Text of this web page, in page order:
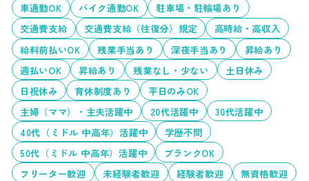
車通勤OK バイク通勤OK
駐車場・駐輪場あり
交通費支給
交通費支給（往復分）規定
高時給・高収入
給料前払いOK
残業手当あり 深夜手当あり
昇給あり
週払いOK
昇給あり 残業なし・少ない
土日休み
日祝休み
育休制度あり
平日のみOK
主婦（ママ）・主夫活躍中
20代活躍中
30代活躍中
40代（ミドル 中高年）活躍中
学歴不問
50代（ミドル 中高年）活躍中
ブランクOK
フリーター歓迎
未経験者歓迎 経験者歓迎
無資格歓迎